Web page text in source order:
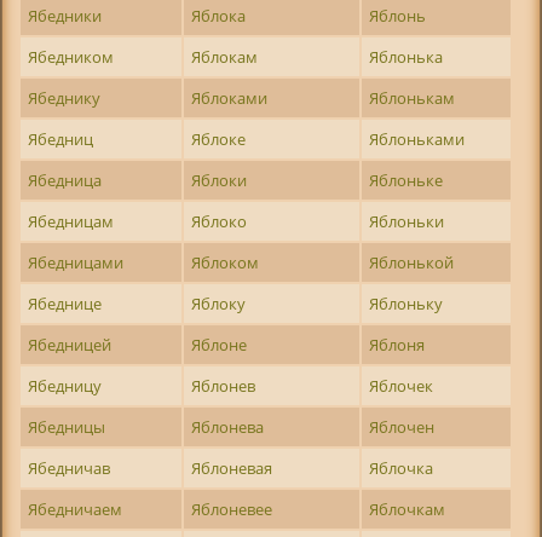
Ябедники
Яблока
Яблонь
Ябедником
Яблокам
Яблонька
Ябеднику
Яблоками
Яблонькам
Ябедниц
Яблоке
Яблоньками
Ябедница
Яблоки
Яблоньке
Ябедницам
Яблоко
Яблоньки
Ябедницами
Яблоком
Яблонькой
Ябеднице
Яблоку
Яблоньку
Ябедницей
Яблоне
Яблоня
Ябедницу
Яблонев
Яблочек
Ябедницы
Яблонева
Яблочен
Ябедничав
Яблоневая
Яблочка
Ябедничаем
Яблоневее
Яблочкам